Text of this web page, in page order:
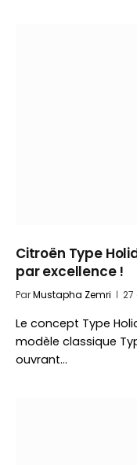
Citroën Type
par excellence !
ParMustapha Zemri 27
Le concept Type
modèle classique
ouvrant…